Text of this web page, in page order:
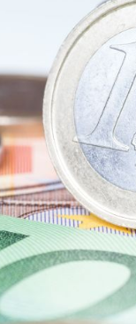
Tracking Reveals
se supun noilor
ON THE
THE MOST
by benzinariile